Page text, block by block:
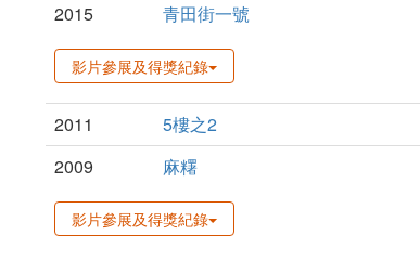
2015 青田街一號
影片參展及得獎紀錄
2011
5樓之2
2009
麻糬
影片參展及得獎紀錄